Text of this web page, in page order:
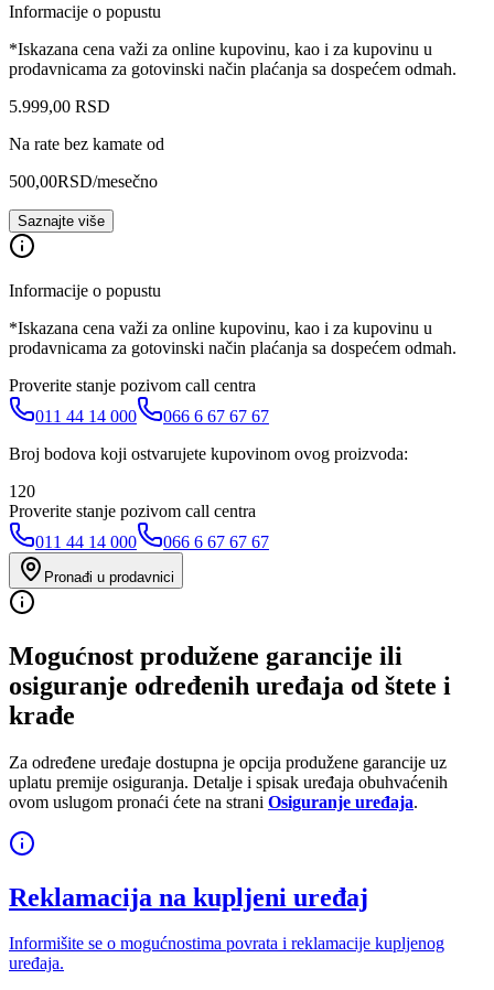
Informacije o popustu
*Iskazana cena važi za online kupovinu, kao i za kupovinu u
prodavnicama za gotovinski način plaćanja sa dospećem odmah.
5.999,00 RSD
Na rate bez kamate od
500,00RSD/mesečno
Saznajte više
Informacije o popustu
*Iskazana cena važi za online kupovinu, kao i za kupovinu u
prodavnicama za gotovinski način plaćanja sa dospećem odmah.
Proverite stanje pozivom call centra
011 44 14 000
066 6 67 67 67
Broj bodova koji ostvarujete kupovinom ovog proizvoda:
120
Proverite stanje pozivom call centra
011 44 14 000
066 6 67 67 67
Pronađi u prodavnici
Mogućnost produžene garancije ili
osiguranje određenih uređaja od štete i
krađe
Za određene uređaje dostupna je opcija produžene garancije uz
uplatu premije osiguranja. Detalje i spisak uređaja obuhvaćenih
ovom uslugom pronaći ćete na strani Osiguranje uređaja.
Reklamacija na kupljeni uređaj
Informišite se o mogućnostima povrata i reklamacije kupljenog
uređaja.